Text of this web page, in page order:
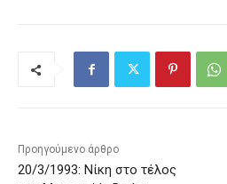
Προηγούμενο άρθρο
20/3/1993: Νίκη στο τέλος